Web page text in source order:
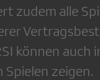
zudem alle
können auch
Spielen zeigen.